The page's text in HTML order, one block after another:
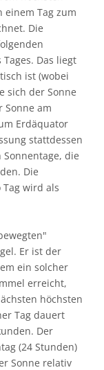
einem Tag zum
Die
Das liegt
ist (wobei
sich der Sonne
Sonne am
Erdäquator
stattdessen
die
Die
wird als
Er ist der
ein solcher
erreicht,
höchsten
Tag dauert
Der
(24 Stunden)
Sonne relativ